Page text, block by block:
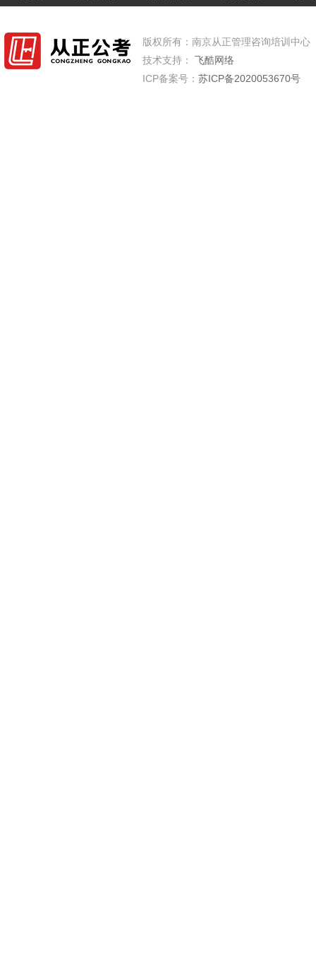
版权所有：南京从正管理咨询培训中心
技术支持：
飞酷网络
ICP备案号： 苏ICP备2020053670号